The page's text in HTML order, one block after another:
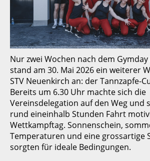
Nur zwei Wochen nach dem
stand am 30. Mai 2026 ein weiterer
STV Neuenkirch an: der Tannzapfe-
Bereits um 6.30 Uhr machte sich die
Vereinsdelegation auf den Weg und
rund eineinhalb Stunden Fahrt
Wettkampftag. Sonnenschein,
Temperaturen und eine grossartige
sorgten für ideale Bedingungen.